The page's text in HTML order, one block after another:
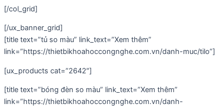
[/col_grid]
[/ux_banner_grid]
[title text=”tủ so màu” link_text=”Xem thêm”
link=”https://thietbikhoahoccongnghe.com.vn/danh-muc/tilo”]
[ux_products cat=”2642″]
[title text=”bóng đèn so màu” link_text=”Xem thêm”
link=”https://thietbikhoahoccongnghe.com.vn/danh-